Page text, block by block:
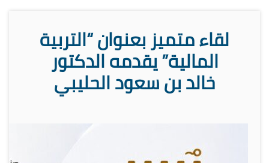
لقاء متميز بعنوان “التربية
المالية” يقدمه الدكتور
خالد بن سعود الحليبي